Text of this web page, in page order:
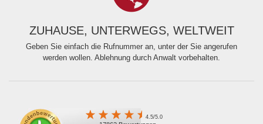
ZUHAUSE, UNTERWEGS, WELTWEIT
Geben Sie einfach die Rufnummer an, unter der Sie angerufen
werden wollen. Ablehnung durch Anwalt vorbehalten.
4.5/5.0